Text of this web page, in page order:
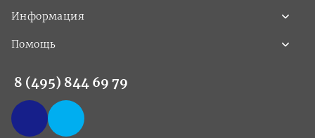
Информация
Помощь
8 (495) 844 69 79